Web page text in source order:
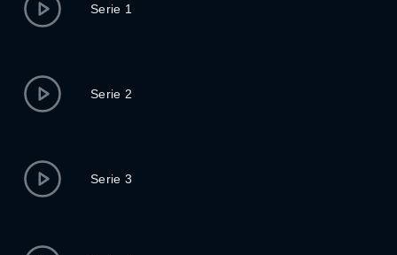
Serie 1
Serie 2
Serie 3